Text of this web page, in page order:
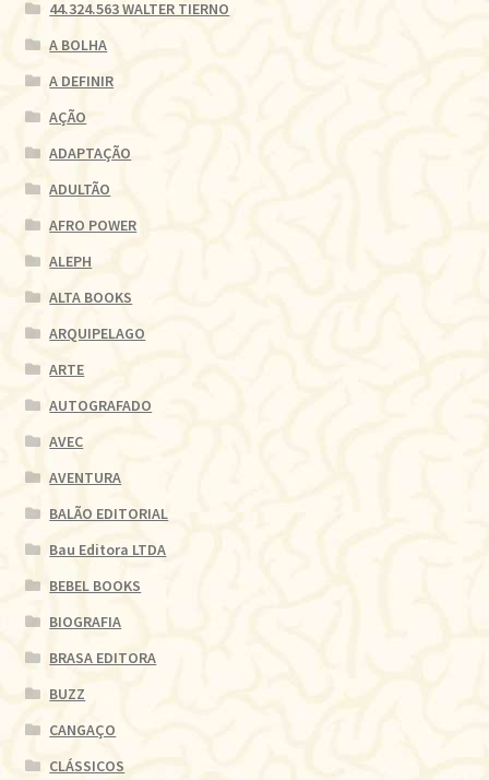
44.324.563 WALTER TIERNO
A BOLHA
A DEFINIR
AÇÃO
ADAPTAÇÃO
ADULTÃO
AFRO POWER
ALEPH
ALTA BOOKS
ARQUIPELAGO
ARTE
AUTOGRAFADO
AVEC
AVENTURA
BALÃO EDITORIAL
Bau Editora LTDA
BEBEL BOOKS
BIOGRAFIA
BRASA EDITORA
BUZZ
CANGAÇO
CLÁSSICOS